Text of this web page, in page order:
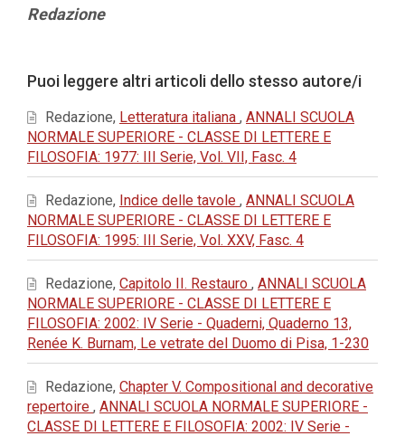
Contenuto
Redazione
dell'articolo
Puoi leggere altri articoli dello stesso autore/i
Redazione, Letteratura italiana , ANNALI SCUOLA
NORMALE SUPERIORE - CLASSE DI LETTERE E
FILOSOFIA: 1977: III Serie, Vol. VII, Fasc. 4
Redazione, Indice delle tavole , ANNALI SCUOLA
NORMALE SUPERIORE - CLASSE DI LETTERE E
FILOSOFIA: 1995: III Serie, Vol. XXV, Fasc. 4
Redazione, Capitolo II. Restauro , ANNALI SCUOLA
NORMALE SUPERIORE - CLASSE DI LETTERE E
FILOSOFIA: 2002: IV Serie - Quaderni, Quaderno 13,
Renée K. Burnam, Le vetrate del Duomo di Pisa, 1-230
Redazione, Chapter V. Compositional and decorative
repertoire , ANNALI SCUOLA NORMALE SUPERIORE -
CLASSE DI LETTERE E FILOSOFIA: 2002: IV Serie -